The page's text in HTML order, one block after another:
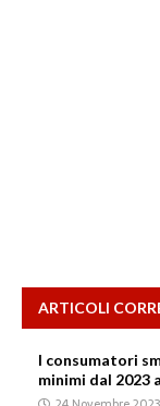
ARTICOLI
I consumatori
minimi dal 2023